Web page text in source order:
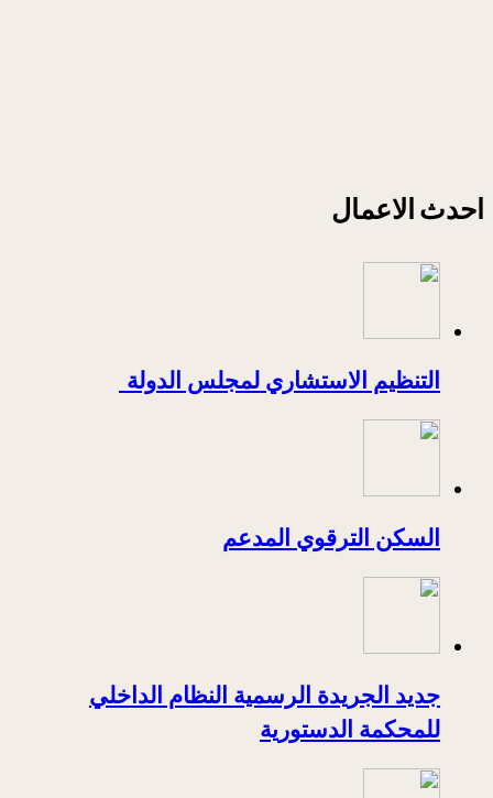
احدث الاعمال
التنظيم الاستشاري لمجلس الدولة
السكن الترقوي المدعم
جديد الجريدة الرسمية النظام الداخلي
للمحكمة الدستورية